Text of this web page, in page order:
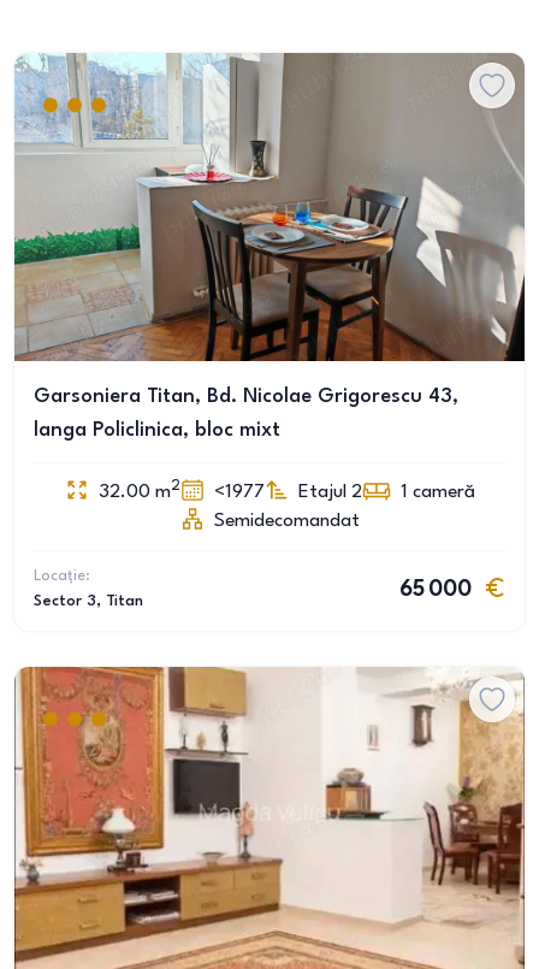
Garsoniera Titan, Bd. Nicolae Grigorescu 43,
langa Policlinica, bloc mixt
32.00 m2 <1977 Etajul 2 1 cameră
Semidecomandat
Locație:
Sector 3, Titan
65 000